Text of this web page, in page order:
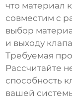
что материал
совместим с
выбор
и выходу
Требуемая
Рассчитайте
способность
вашей